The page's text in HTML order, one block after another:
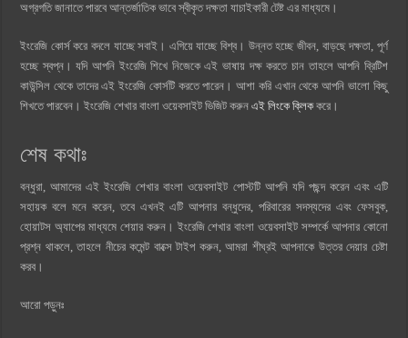
অগ্রগতি জানাতে পারবে আন্তর্জাতিক ভাবে স্বীকৃত দক্ষতা যাচাইকারী টেষ্ট এর মাধ্যমে।
ইংরেজি কোর্স করে বদলে যাচ্ছে সবাই। এগিয়ে যাচ্ছে বিশ্ব। উন্নত হচ্ছে জীবন, বাড়ছে দক্ষতা, পূর্ণ
হচ্ছে স্বপ্ন। যদি আপনি ইংরেজি শিখে নিজেকে এই ভাষায় দক্ষ করতে চান তাহলে আপনি ব্রিটিশ
কাউন্সিল থেকে তাদের এই ইংরেজি কোর্সটি করতে পারেন। আশা করি এখান থেকে আপনি ভালো কিছু
শিখতে পারবেন। ইংরেজি শেখার বাংলা ওয়েবসাইট ভিজিট করুনএই লিংকে ক্লিককরে।
শেষ কথাঃ
বন্ধুরা, আমাদের এই ইংরেজি শেখার বাংলা ওয়েবসাইট পোস্টটি আপনি যদি পছন্দ করেন এবং এটি
সহায়ক বলে মনে করেন, তবে এখনই এটি আপনার বন্ধুদের, পরিবারের সদস্যদের এবং ফেসবুক,
হোয়াটস অ্যাপের মাধ্যমে শেয়ার করুন। ইংরেজি শেখার বাংলা ওয়েবসাইট সম্পর্কে আপনার কোনো
প্রশ্ন থাকলে, তাহলে নীচের কমেন্ট বাক্সে টাইপ করুন, আমরা শীঘ্রই আপনাকে উত্তর দেয়ার চেষ্টা
করব।
আরো পড়ুনঃ